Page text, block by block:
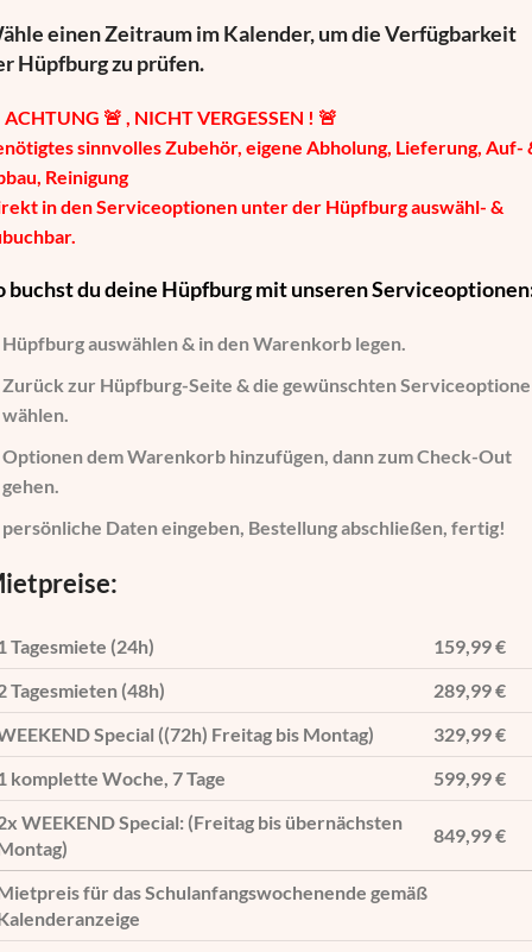
einen Zeitraum im Kalender, um die Verfügbarkeit
Hüpfburg zu prüfen.
ACHTUNG 🚨 , NICHT VERGESSEN ! 🚨
sinnvolles Zubehör, eigene Abholung, Lieferung, Auf-
Reinigung
in den Serviceoptionen unter der Hüpfburg auswähl- &
buchst du deine Hüpfburg mit unseren
Hüpfburg auswählen& in den Warenkorb legen.
Zurück zur Hüpfburg-Seite & die gewünschten
wählen.
Optionen dem Warenkorb hinzufügen, dann zum Check-Out
gehen.
persönliche Daten eingeben, Bestellung abschließen, fertig!
Tagesmiete (24h)
159,99 €
Tagesmieten (48h)
289,99 €
Special ((72h) Freitag bis Montag)
329,99 €
komplette Woche, 7 Tage
599,99 €
WEEKEND Special: (Freitag bis übernächsten
849,99 €
für das Schulanfangswochenende gemäß